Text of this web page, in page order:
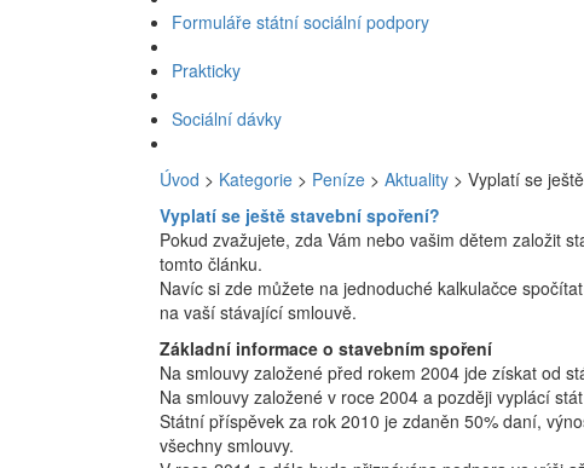
Formuláře státní sociální podpory
Prakticky
Sociální dávky
Úvod > Kategorie > Peníze > Aktuality > Vyplatí se
Vyplatí se ještě stavební spoření?
Pokud zvažujete, zda Vám nebo vašim dětem založit
tomto článku.
Navíc si zde můžete na jednoduché kalkulačce
na vaší stávající smlouvě.
Základní informace o stavebním spoření
Na smlouvy založené před rokem 2004 jde získat od
Na smlouvy založené v roce 2004 a později vyplácí
Státní příspěvek za rok 2010 je zdaněn 50% daní,
všechny smlouvy.